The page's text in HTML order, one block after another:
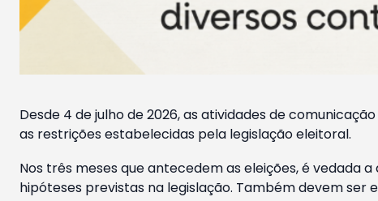
Desde 4 de julho de 2026, as atividades de
as restrições estabelecidas pela legislação eleitoral.
Nos três meses que antecedem as eleições, é vedada
hipóteses previstas na legislação. Também devem